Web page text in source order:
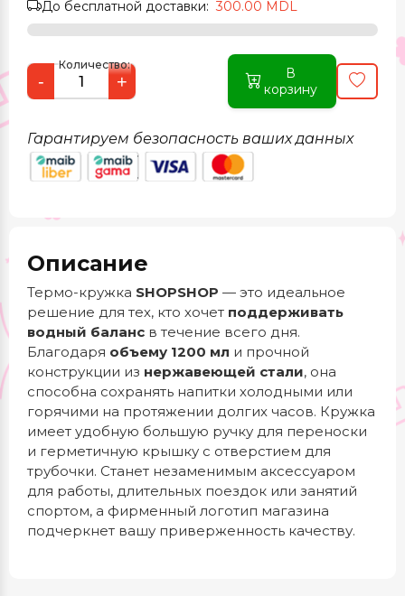
До бесплатной доставки:300.00 MDL
Количество:
- +
В
корзину
Гарантируем безопасность ваших данных
Описание
Термо-кружка SHOPSHOP — это идеальное
решение для тех, кто хочет поддерживать
водный баланс в течение всего дня.
Благодаря объему 1200 мл и прочной
конструкции из нержавеющей стали, она
способна сохранять напитки холодными или
горячими на протяжении долгих часов. Кружка
имеет удобную большую ручку для переноски
и герметичную крышку с отверстием для
трубочки. Станет незаменимым аксессуаром
для работы, длительных поездок или занятий
спортом, а фирменный логотип магазина
подчеркнет вашу приверженность качеству.